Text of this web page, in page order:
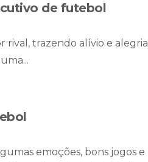
de futebol
rival, trazendo alívio e alegria
emoções, bons jogos e